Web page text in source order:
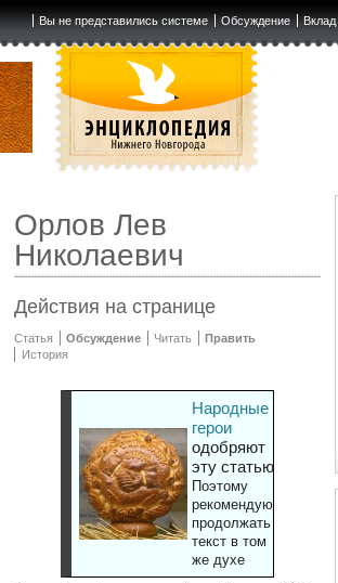
Вы не представились системе Обсуждение Вклад
Орлов Лев
Николаевич
Действия на странице
Статья Обсуждение Читать
Править
История
Народные
герои
одобряют
эту статью
Поэтому
рекомендуют
продолжать
текст в том
же духе